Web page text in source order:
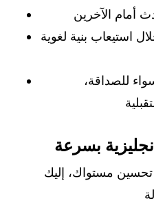
استيعاب بنية لغوية
للصداقة،
بسرعة
تحسين مستواك، إليك